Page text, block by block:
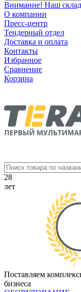
Внимание! Наш склад
О компании
Пресс-центр
Тендерный отдел
Доставка и оплата
Контакты
Избранное
Сравнение
Корзина
28
лет
Поставляем
бизнеса